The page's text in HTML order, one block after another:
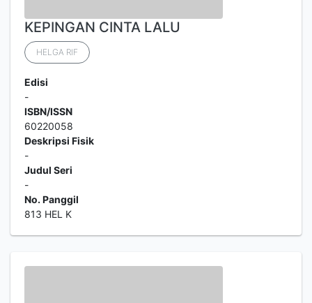
KEPINGAN CINTA LALU
HELGA RIF
Edisi
-
ISBN/ISSN
60220058
Deskripsi Fisik
-
Judul Seri
-
No. Panggil
813 HEL K